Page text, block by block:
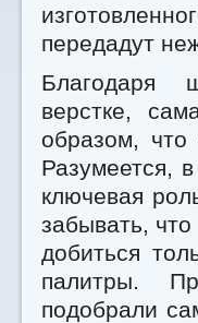
передадут
Благодаря
верстке,
образом,
Разумеется,
ключевая
забывать,
добиться
палитры.
подобрали